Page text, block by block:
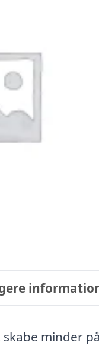
skabe minder